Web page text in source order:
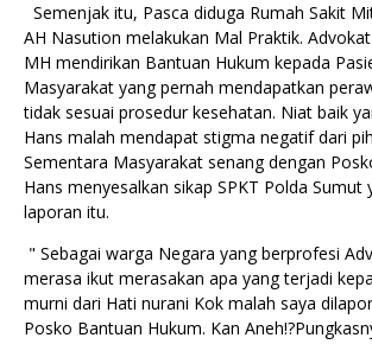
Semenjak itu, Pasca diduga Rumah Sakit
AH Nasution melakukan Mal Praktik. Advokat
MH mendirikan Bantuan Hukum kepada
Masyarakat yang pernah mendapatkan
tidak sesuai prosedur kesehatan. Niat baik
Hans malah mendapat stigma negatif dari
Sementara Masyarakat senang dengan
Hans menyesalkan sikap SPKT Polda Sumut
laporan itu.
" Sebagai warga Negara yang berprofesi
merasa ikut merasakan apa yang terjadi
murni dari Hati nurani Kok malah saya
Posko Bantuan Hukum. Kan